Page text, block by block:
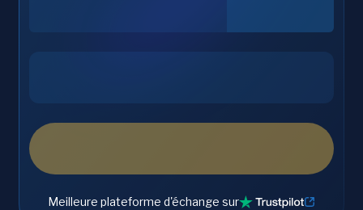
Meilleure plateforme d'échange sur